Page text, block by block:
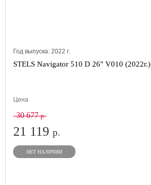
Год выпуска: 2022 г.
STELS Navigator 510 D 26" V010 (2022г.)
Цена
30 677р.
21 119 р.
НЕТ НАЛИЧИИ